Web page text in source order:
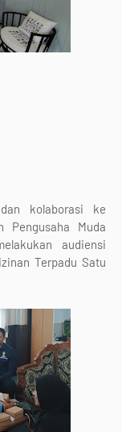
kolaborasi ke
Pengusaha Muda
audiensi
Terpadu Satu